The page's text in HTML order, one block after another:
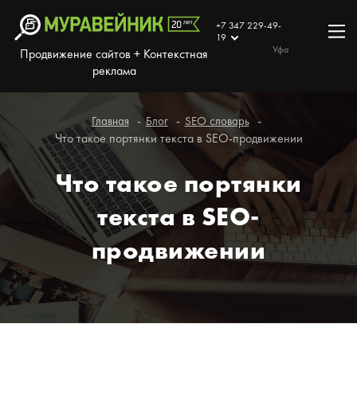
Продвижение сайтов + Контекстная
реклама
+7 347 229-49-
19
Уфа
Главная Блог SEO словарь
Что такое портянки текста в SEO-продвижении
Что такое портянки
текста в SEO-
продвижении